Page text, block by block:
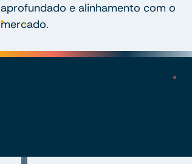
aprofundado e alinhamento com o
mercado.